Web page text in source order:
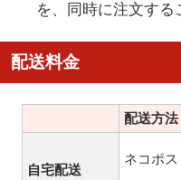
を、同時に注文する
配送料金
配送方法
自宅配送
ネコポス